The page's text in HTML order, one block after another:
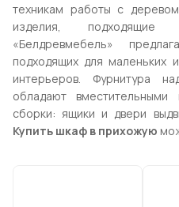
техникам работы с
изделия,
«Белдревмебель»
подходящих для маленьких
интерьеров. Фурнитура
обладают вместительными
сборки: ящики и двери
Купить шкаф в прихожую